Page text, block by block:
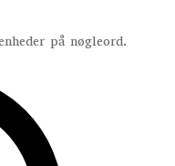
på nøgleord.